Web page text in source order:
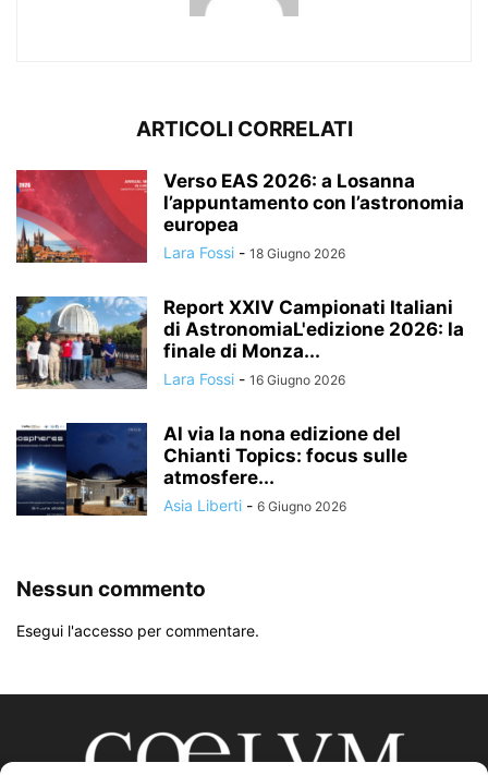
ARTICOLI CORRELATI
Verso EAS 2026: a Losanna
l’appuntamento con l’astronomia
europea
Lara Fossi - 18 Giugno 2026
Report XXIV Campionati Italiani
di AstronomiaL'edizione 2026: la
finale di Monza...
Lara Fossi - 16 Giugno 2026
Al via la nona edizione del
Chianti Topics: focus sulle
atmosfere...
Asia Liberti - 6 Giugno 2026
Nessun commento
Esegui l'accesso per commentare.